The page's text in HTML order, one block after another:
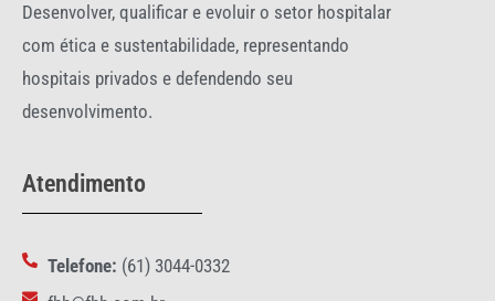
Desenvolver, qualificar e evoluir o setor hospitalar
com ética e sustentabilidade, representando
hospitais privados e defendendo seu
desenvolvimento.
Atendimento
Telefone: (61) 3044-0332